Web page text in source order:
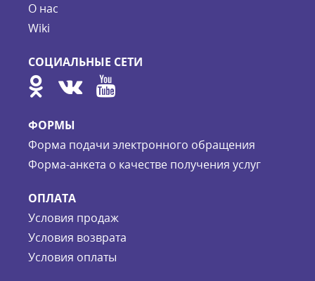
О нас
Wiki
СОЦИАЛЬНЫЕ СЕТИ
ФОРМЫ
Форма подачи электронного обращения
Форма-анкета о качестве получения услуг
ОПЛАТА
Условия продаж
Условия возврата
Условия оплаты